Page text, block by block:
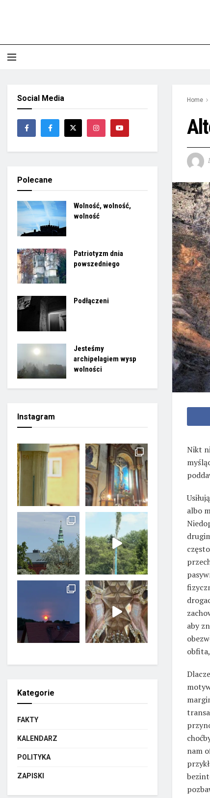
Home
Nikt
albo
aby
nam
Social Media
Polecane
Wolność, wolność,
wolność
Patriotyzm dnia
powszedniego
Podłączeni
Jesteśmy
archipelagiem wysp
wolności
Instagram
Kategorie
FAKTY
KALENDARZ
POLITYKA
ZAPISKI